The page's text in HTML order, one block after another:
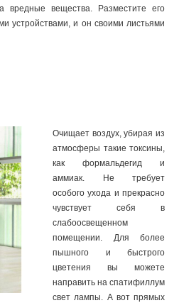
вредные вещества. Разместите его
устройствами, и он своими листьями
Очищает воздух, убирая из
атмосферы такие токсины,
как формальдегид и
аммиак. Не требует
особого ухода и прекрасно
чувствует себя в
слабоосвещенном
помещении. Для более
пышного и быстрого
цветения вы можете
направить на спатифиллум
свет лампы. А вот прямых